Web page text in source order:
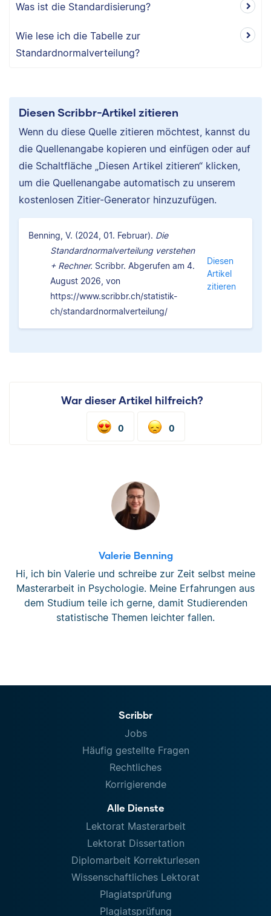
Was ist die Standardisierung?
Wie lese ich die Tabelle zur
Standardnormalverteilung?
Diesen Scribbr-Artikel zitieren
Wenn du diese Quelle zitieren möchtest, kannst du
die Quellenangabe kopieren und einfügen oder auf
die Schaltfläche „Diesen Artikel zitieren“ klicken,
um die Quellenangabe automatisch zu unserem
kostenlosen Zitier-Generator hinzuzufügen.
Benning, V. (2024, 01. Februar). Die
Standardnormalverteilung verstehen
+ Rechner. Scribbr. Abgerufen am 4.
August 2026, von
https://www.scribbr.ch/statistik-
ch/standardnormalverteilung/
Diesen
Artikel
zitieren
War dieser Artikel hilfreich?
0 0
Valerie Benning
Hi, ich bin Valerie und schreibe zur Zeit selbst meine
Masterarbeit in Psychologie. Meine Erfahrungen aus
dem Studium teile ich gerne, damit Studierenden
statistische Themen leichter fallen.
Scribbr
Jobs
Häufig gestellte Fragen
Rechtliches
Korrigierende
Alle Dienste
Lektorat Masterarbeit
Lektorat Dissertation
Diplomarbeit Korrekturlesen
Wissenschaftliches Lektorat
Plagiatsprüfung
Plagiatsprüfung